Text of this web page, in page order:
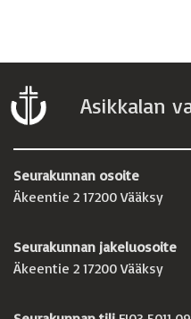
Asikkalan
Seurakunnan osoite
Äkeentie 2 17200 Vääksy
Seurakunnan jakeluosoite
Äkeentie 2 17200 Vääksy